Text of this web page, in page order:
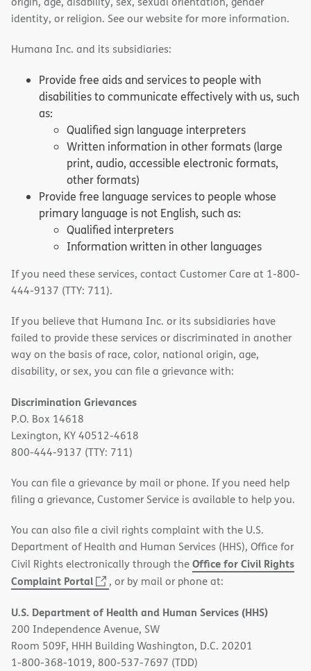
identity, or religion. See our website for more information.
Humana Inc. and its subsidiaries:
Provide free aids and services to people with
disabilities to communicate effectively with us, such
as:
Qualified sign language interpreters
Written information in other formats (large
print, audio, accessible electronic formats,
other formats)
Provide free language services to people whose
primary language is not English, such as:
Qualified interpreters
Information written in other languages
If you need these services, contact Customer Care at 1-800-
444-9137 (TTY: 711).
If you believe that Humana Inc. or its subsidiaries have
failed to provide these services or discriminated in another
way on the basis of race, color, national origin, age,
disability, or sex, you can file a grievance with:
Discrimination Grievances
P.O. Box 14618
Lexington, KY 40512-4618
800-444-9137 (TTY: 711)
You can file a grievance by mail or phone. If you need help
filing a grievance, Customer Service is available to help you.
You can also file a civil rights complaint with the U.S.
Department of Health and Human Services (HHS), Office for
Civil Rights electronically through theOffice for Civil Rights
Complaint Portal
(opens
new
window)
, or by mail or phone at:
U.S. Department of Health and Human Services (HHS)
200 Independence Avenue, SW
Room 509F, HHH Building Washington, D.C. 20201
1-800-368-1019, 800-537-7697 (TDD)